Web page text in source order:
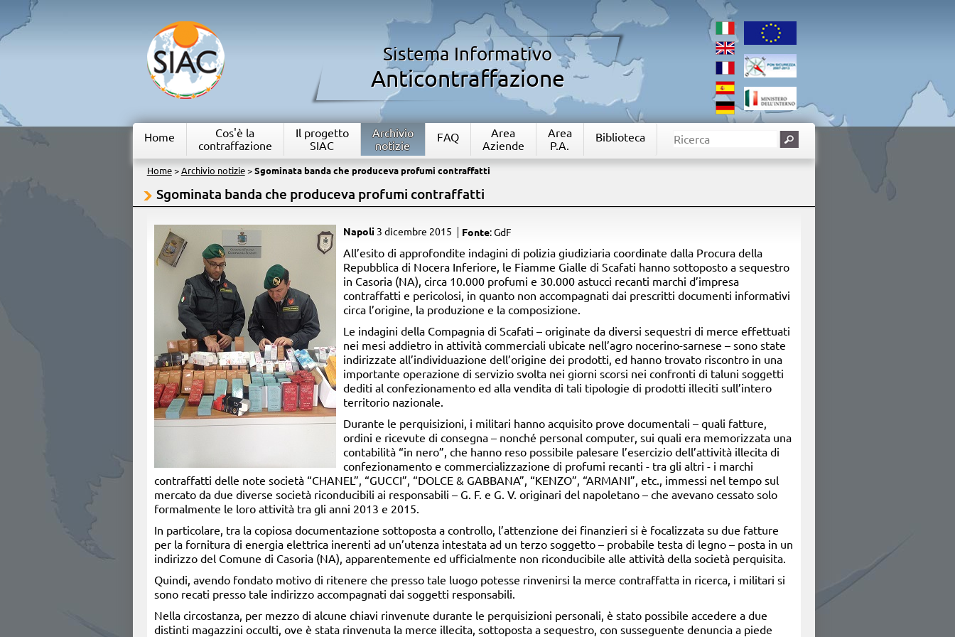
Sistema Informativo
Anticontraffazione
Home
Cos'è la
contraffazione
Il progetto
SIAC
Archivio
notizie
FAQ
Area
Aziende
Area
P.A.
Biblioteca
Home> Archivio notizie> Sgominata banda che produceva profumi contraffatti
Sgominata banda che produceva profumi contraffatti
Napoli 3 dicembre 2015 Fonte: GdF
​All’esito di approfondite indagini di polizia giudiziaria coordinate dalla Procura della
Repubblica di Nocera Inferiore, le Fiamme Gialle di Scafati hanno sottoposto a sequestro
in Casoria (NA), circa 10.000 profumi e 30.000 astucci recanti marchi d’impresa
contraffatti e pericolosi, in quanto non accompagnati dai prescritti documenti informativi
circa l’origine, la produzione e la composizione.
Le indagini della Compagnia di Scafati – originate da diversi sequestri di merce effettuati
nei mesi addietro in attività commerciali ubicate nell’agro nocerino-sarnese – sono state
indirizzate all’individuazione dell’origine dei prodotti, ed hanno trovato riscontro in una
importante operazione di servizio svolta nei giorni scorsi nei confronti di taluni soggetti
dediti al confezionamento ed alla vendita di tali tipologie di prodotti illeciti sull’intero
territorio nazionale.
Durante le perquisizioni, i militari hanno acquisito prove documentali – quali fatture,
ordini e ricevute di consegna – nonché personal computer, sui quali era memorizzata una
contabilità “in nero”, che hanno reso possibile palesare l’esercizio dell’attività illecita di
confezionamento e commercializzazione di profumi recanti - tra gli altri - i marchi
contraffatti delle note società “CHANEL”, “GUCCI”, “DOLCE & GABBANA”, “KENZO”, “ARMANI”, etc., immessi nel tempo sul
mercato da due diverse società riconducibili ai responsabili – G. F. e G. V. originari del napoletano – che avevano cessato solo
formalmente le loro attività tra gli anni 2013 e 2015.
In particolare, tra la copiosa documentazione sottoposta a controllo, l’attenzione dei finanzieri si è focalizzata su due fatture
per la fornitura di energia elettrica inerenti ad un’utenza intestata ad un terzo soggetto – probabile testa di legno – posta in un
indirizzo del Comune di Casoria (NA), apparentemente ed ufficialmente non riconducibile alle attività della società perquisita.
Quindi, avendo fondato motivo di ritenere che presso tale luogo potesse rinvenirsi la merce contraffatta in ricerca, i militari si
sono recati presso tale indirizzo accompagnati dai soggetti responsabili.
Nella circostanza, per mezzo di alcune chiavi rinvenute durante le perquisizioni personali, è stato possibile accedere a due
distinti magazzini occulti, ove è stata rinvenuta la merce illecita, sottoposta a sequestro, con susseguente denuncia a piede